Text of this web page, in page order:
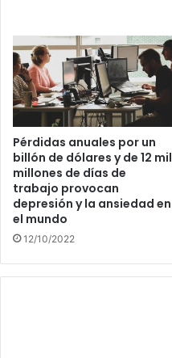
Pérdidas anuales por un
billón de dólares y de 12 mil
millones de días de
trabajo provocan
depresión y la ansiedad en
el mundo
12/10/2022